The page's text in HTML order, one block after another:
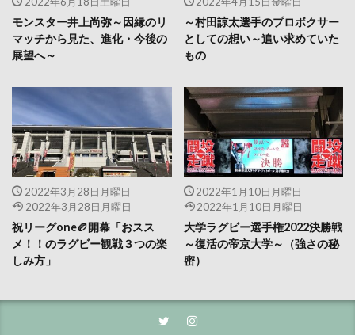
モンスター井上尚弥～因縁のリ
マッチから見た、進化・今後の
展望へ～
～村田諒太選手のプロボクサー
としての想い～追い求めていた
もの
2022年3月28日月曜日
2022年3月28日月曜日
祝リーグone🏉開幕「おスス
メ！！のラグビー観戦３つの楽
しみ方」
2022年1月10日月曜日
2022年1月10日月曜日
大学ラグビー選手権2022決勝戦
～復活の帝京大学～（強さの秘
密）